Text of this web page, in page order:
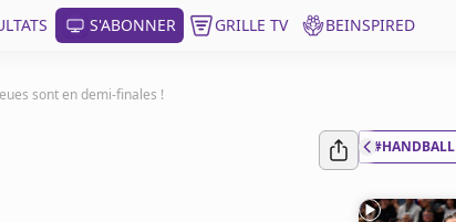
S'ABONNER GRILLE TV BEINSPIRED
sont en demi-finales !
#HANDBALL